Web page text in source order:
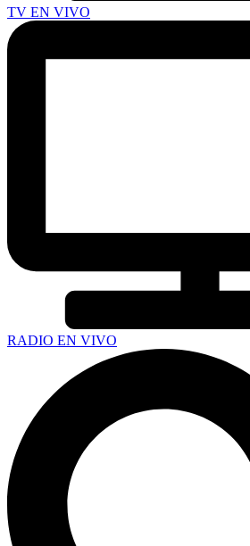
TV EN VIVO
RADIO EN VIVO